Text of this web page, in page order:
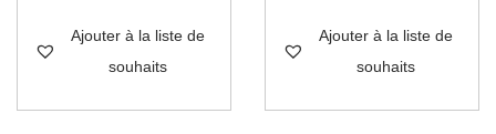
Ajouter à la liste de
souhaits
Ajouter à la liste de
souhaits